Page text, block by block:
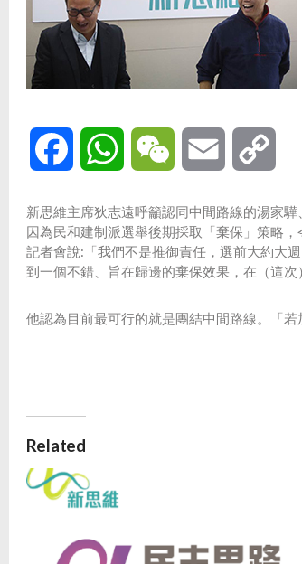
Facebook WhatsAppWeChat Email
新思維主席狄志遠呼籲認同中間路線的湯家
因為民和建制派選舉後期採取「棄保」策略
記者會說:「我們不是推御責任，選前大約大
到一個不錯、旨在歸邊的棄保效果，在（這
他認為目前最可行的就是團結中間路線。「
Related